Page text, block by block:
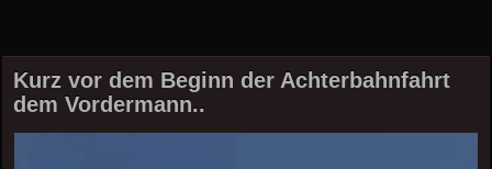
Kurz vor dem Beginn der Achterbahnfahrt
dem Vordermann..